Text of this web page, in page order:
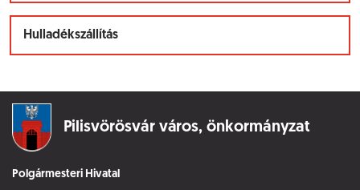
Hulladékszállítás
Pilisvörösvár város, önkormányzat
Polgármesteri Hivatal